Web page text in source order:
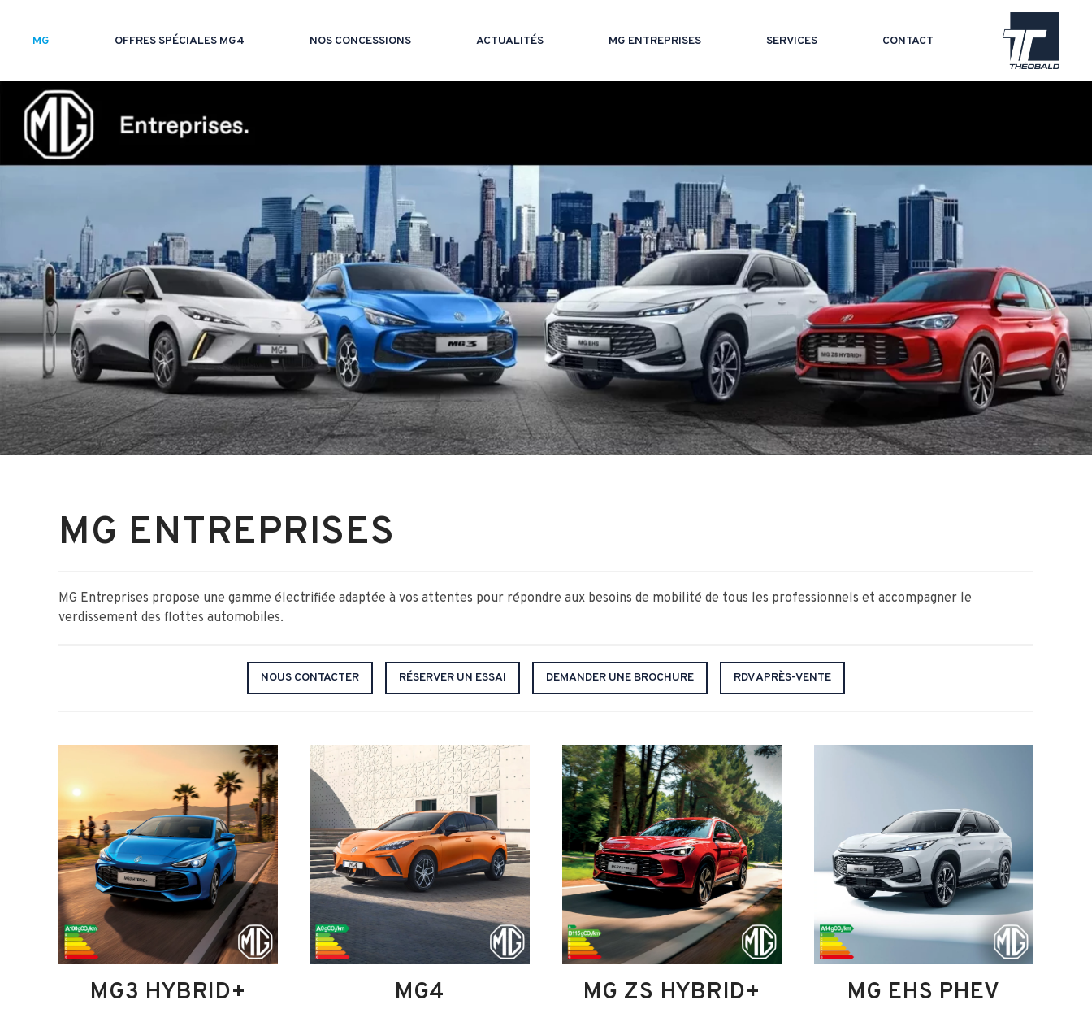
MG OFFRES SPÉCIALES MG4 NOS CONCESSIONS ACTUALITÉS MG ENTREPRISES SERVICES CONTACT
MG ENTREPRISES
MG Entreprises propose une gamme électrifiée adaptée à vos attentes pour répondre aux besoins de mobilité de tous les professionnels et accompagner le
verdissement des flottes automobiles.
NOUS CONTACTER RÉSERVER UN ESSAI DEMANDER UNE BROCHURE RDV APRÈS-VENTE
MG3 HYBRID+ MG4 MG ZS HYBRID+ MG EHS PHEV